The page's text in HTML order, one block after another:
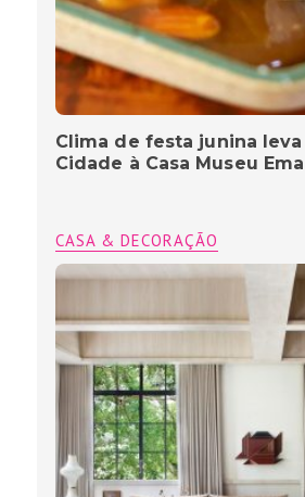
Clima de festa junina leva
Cidade à Casa Museu
CASA & DECORAÇÃO